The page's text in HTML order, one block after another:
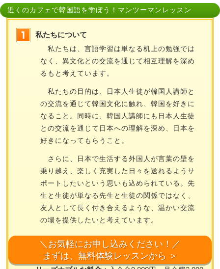
近くのカフェで韓国語を学ぼう！マンツーマンレッスン
私たちについて
私たちは、言語学習は単なる机上の勉強では
なく、異文化との交流を通じて相互理解を深め
るもと考えています。
私たちの目的は、日本人生徒が韓国人講師と
の交流を通じて韓国文化に触れ、韓国を好きに
なること。同時に、韓国人講師にも日本人生徒
との交流を通じて日本への理解を深め、日本を
好きになってもらうこと。
さらに、日本で生活する外国人が言葉の壁を
乗り越え、楽しく充実した日々を送れるようサ
ポートしたいという思いも込められている。先
生と生徒が単なる先生と生徒の関係ではなく、
友人として長く付き合えるような、温かい交流
の場を提供したいと考えています。
ここがポイント！
＼お気軽にお申し込みください！／
まずは、無料体験レッスンから ＞